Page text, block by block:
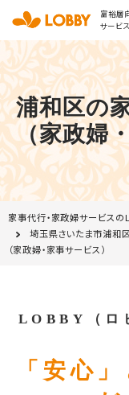
富裕層
サービ
浦和区の
（家政婦
家事代行・家政婦サービスの
埼玉県さいたま市浦和
（家政婦・家事サービス）
LOBBY（ロ
「安心